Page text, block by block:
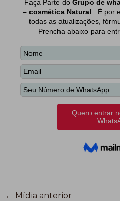
← Mídia anterior